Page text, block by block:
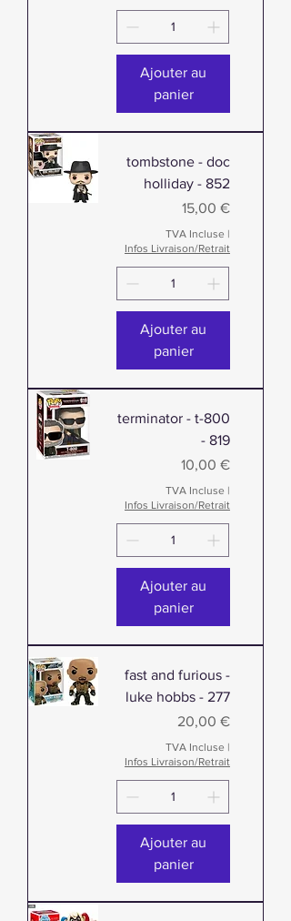
Ajouter au
panier
tombstone - doc
holliday - 852
Prix
15,00 €
TVA Incluse |
Infos Livraison/Retrait
Ajouter au
panier
terminator - t-800
- 819
Prix
10,00 €
TVA Incluse |
Infos Livraison/Retrait
Ajouter au
panier
fast and furious -
luke hobbs - 277
Prix
20,00 €
TVA Incluse |
Infos Livraison/Retrait
Ajouter au
panier